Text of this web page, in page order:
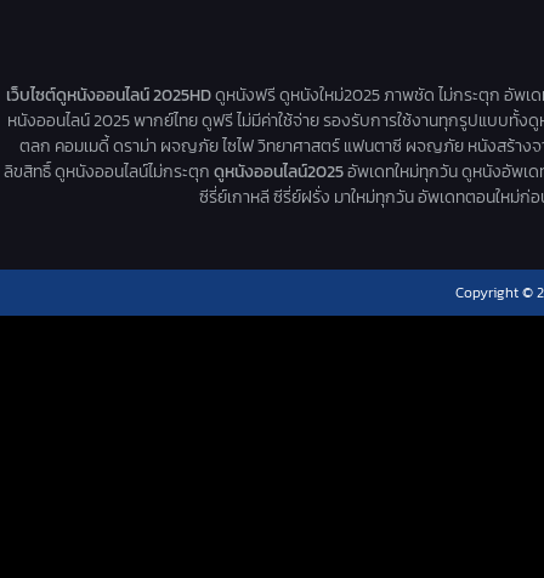
เว็บไซต์ดูหนังออนไลน์ 2025HDดูหนังฟรี ดูหนังใหม่2025 ภาพชัด ไม่กระตุก อัพเ
หนังออนไลน์ 2025 พากย์ไทย ดูฟรี ไม่มีค่าใช้จ่าย รองรับการใช้งานทุกรูปแบบทั้
ตลก คอมเมดี้ ดราม่า ผจญภัย ไซไฟ วิทยาศาสตร์ แฟนตาซี ผจญภัย หนังสร้างจ
ลิขสิทธิ์ ดูหนังออนไลน์ไม่กระตุกดูหนังออนไลน์2025อัพเดทใหม่ทุกวัน ดูหนังอัพเด
ซีรี่ย์เกาหลี ซีรี่ย์ฝรั่ง มาใหม่ทุกวัน อัพเดทตอนใหม่ก่
Copyright ©